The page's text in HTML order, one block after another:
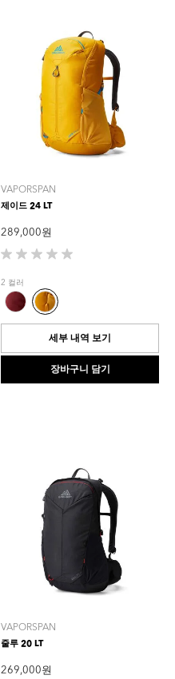
VAPORSPAN
제이드 24 LT
289,000 원
별
5
개
중
0.0
입
다.
2 컬러
세부 내역 보기
장바구니 담기
VAPORSPAN
줄루 20 LT
269,000 원